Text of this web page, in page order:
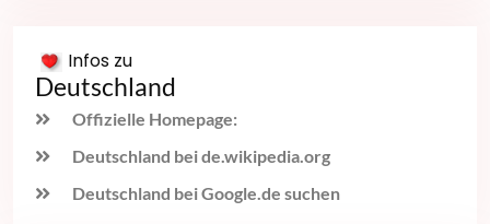
Infos zu
Deutschland
Offizielle Homepage:
Deutschland bei de.wikipedia.org
Deutschland bei Google.de suchen